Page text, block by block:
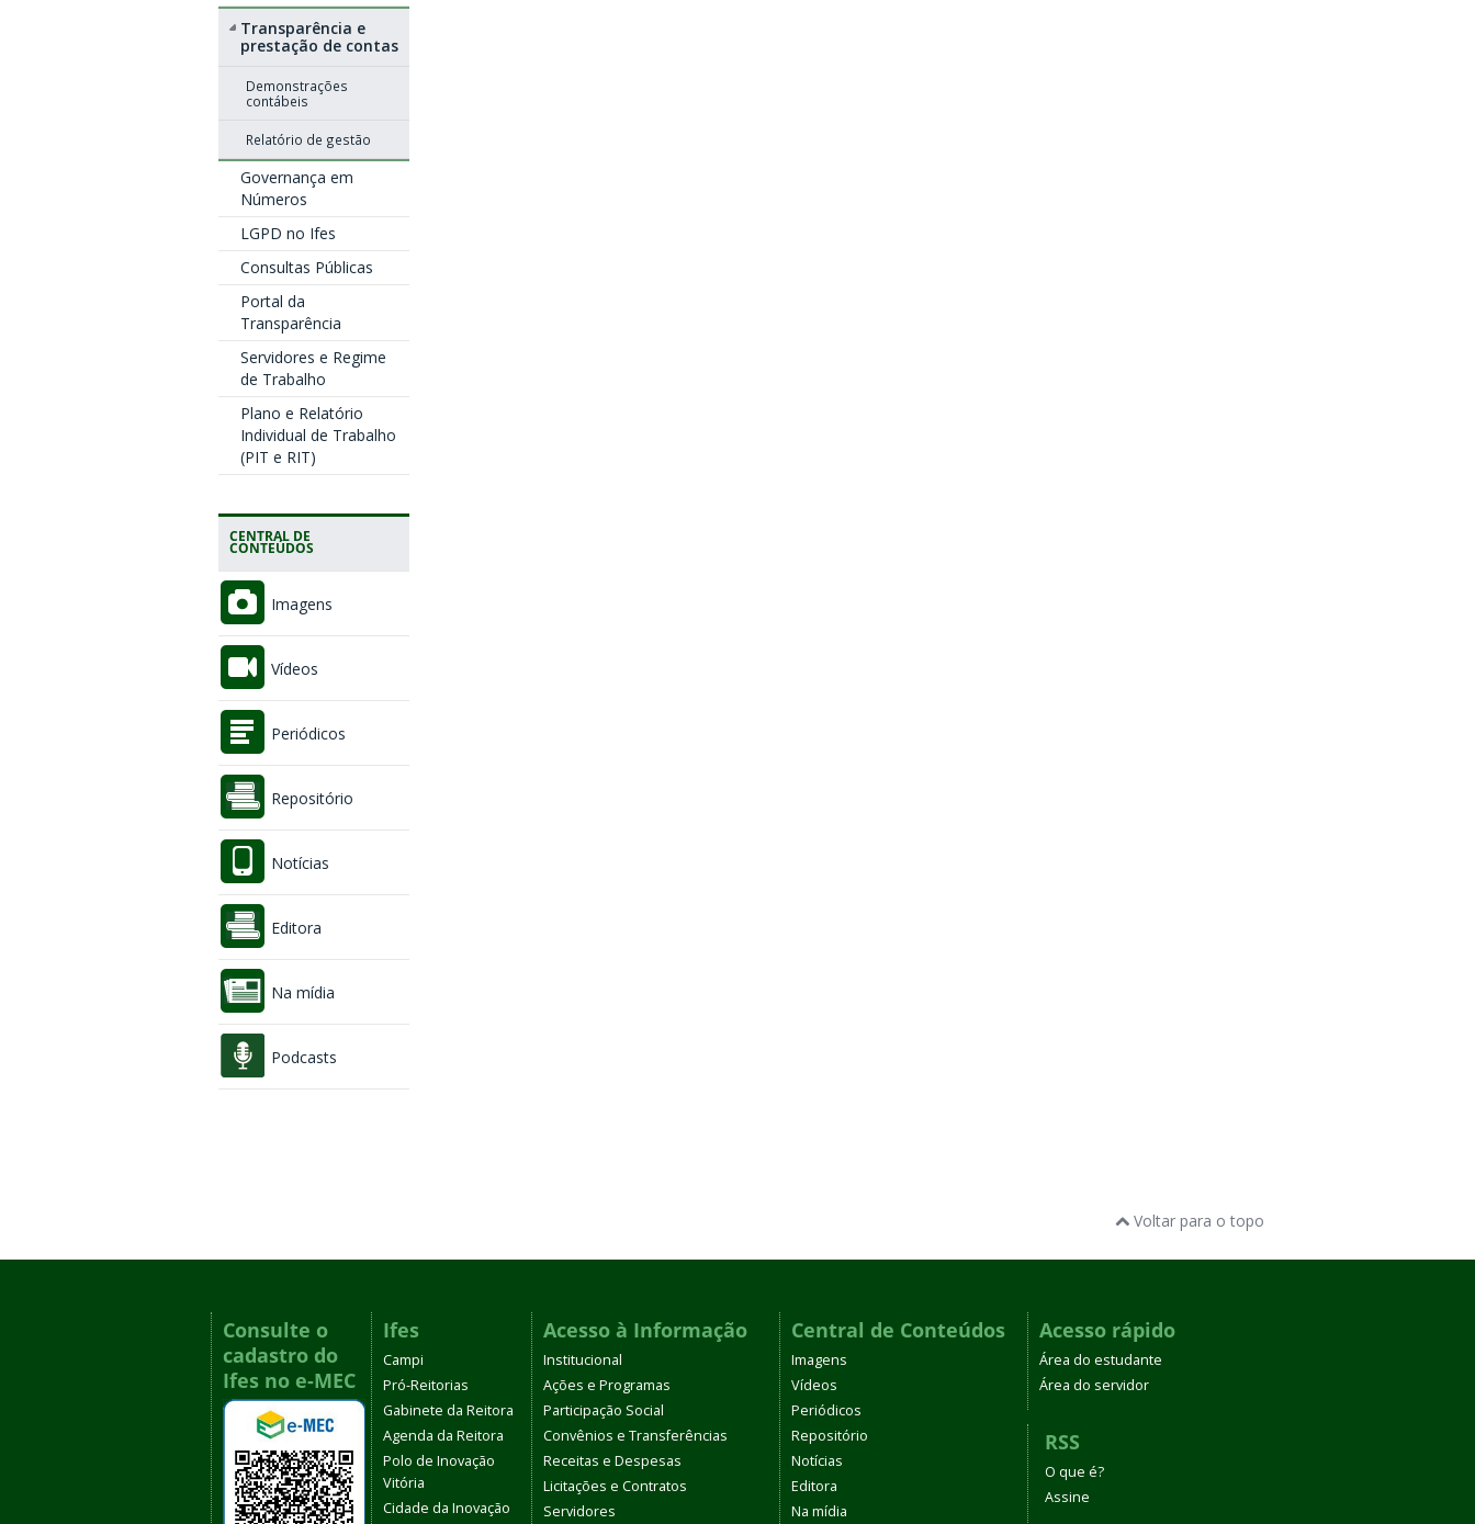
Transparência e
prestação de contas
Demonstrações
contábeis
Relatório de gestão
Governança em
Números
LGPD no Ifes
Consultas Públicas
Portal da
Transparência
Servidores e Regime
de Trabalho
Plano e Relatório
Individual de Trabalho
(PIT e RIT)
CENTRAL DE
CONTEÚDOS
Imagens
Vídeos
Periódicos
Repositório
Notícias
Editora
Na mídia
Podcasts
Voltar para o topo
Consulte o
cadastro do
Ifes no e-MEC
Ifes
Campi
Pró-Reitorias
Gabinete da Reitora
Agenda da Reitora
Polo de Inovação
Vitória
Cidade da Inovação
Acesso à Informação
Institucional
Ações e Programas
Participação Social
Convênios e Transferências
Receitas e Despesas
Licitações e Contratos
Servidores
Central de Conteúdos
Imagens
Vídeos
Periódicos
Repositório
Notícias
Editora
Na mídia
Acesso rápido
Área do estudante
Área do servidor
RSS
O que é?
Assine